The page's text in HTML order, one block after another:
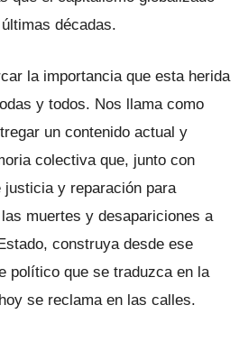
décadas.
la importancia que esta herida
y todos. Nos llama como
un contenido actual y
colectiva que, junto con
justicia y reparación para
muertes y desapariciones a
construya desde ese
político que se traduzca en la
se reclama en las calles.